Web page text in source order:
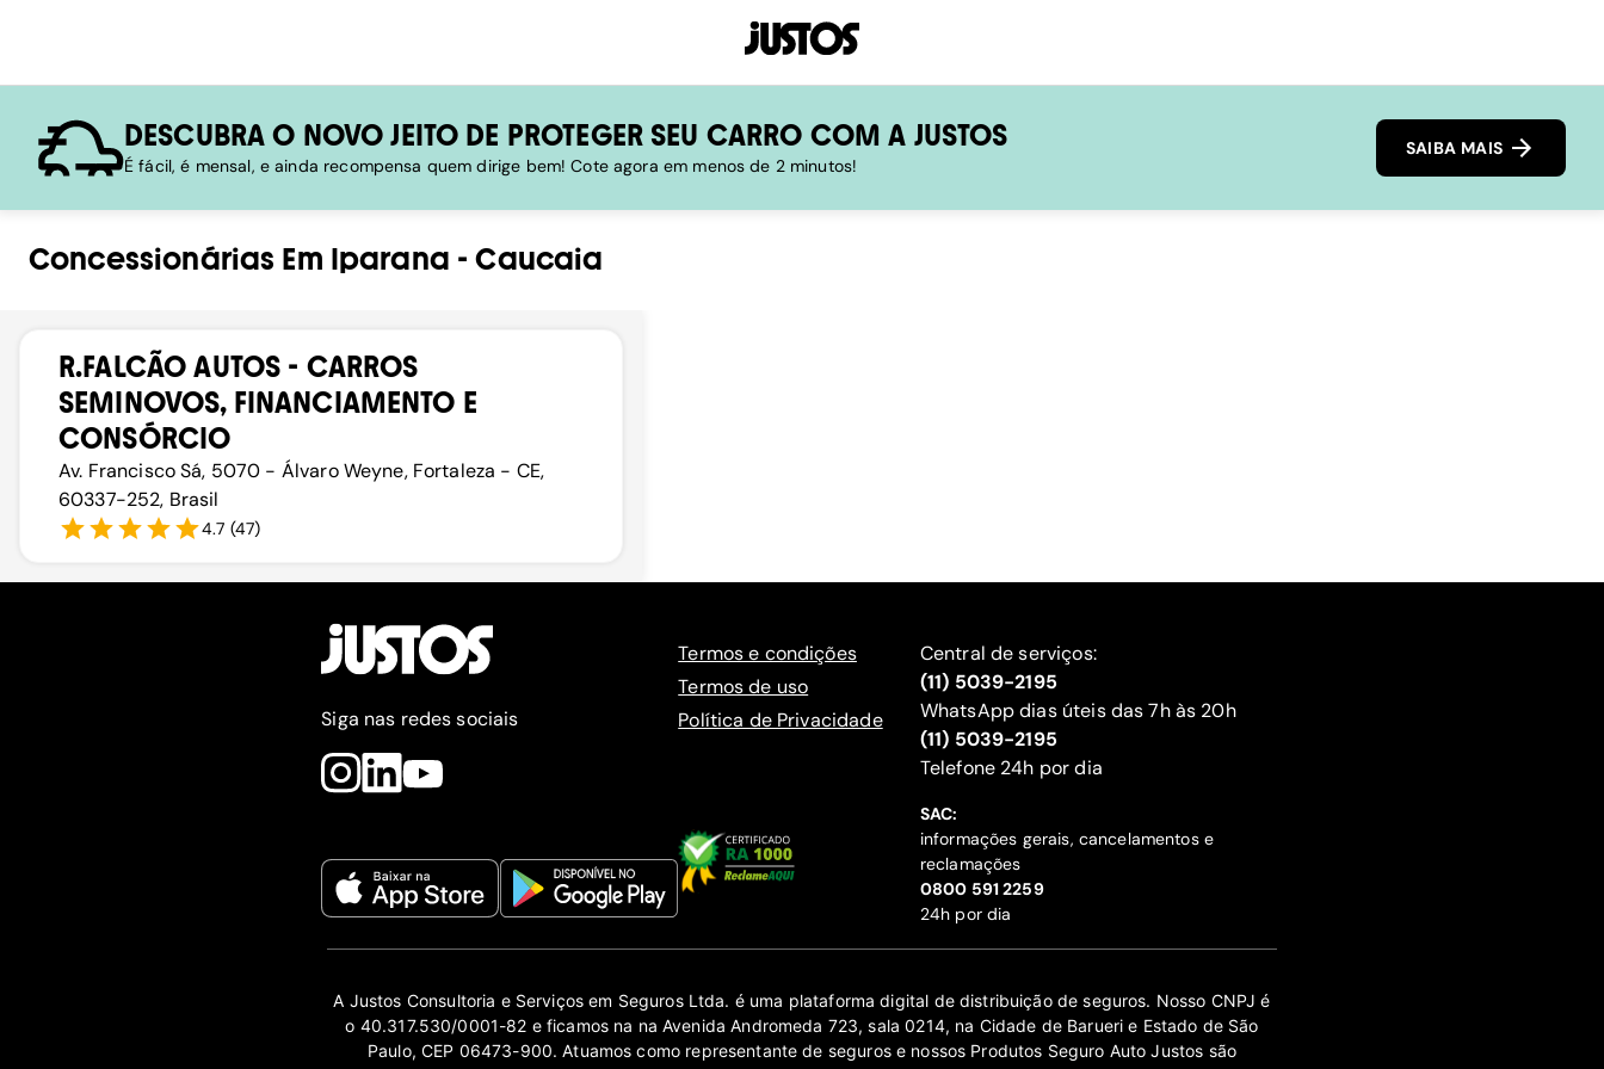
DESCUBRA O NOVO JEITO DE PROTEGER SEU CARRO COM A JUSTOS
É fácil, é mensal, e ainda recompensa quem dirige bem! Cote agora em menos de 2 minutos!
SAIBA MAIS
Concessionárias Em Iparana -Caucaia
R.FALCÃO AUTOS - CARROS
SEMINOVOS, FINANCIAMENTO E
CONSÓRCIO
Av. Francisco Sá, 5070 - Álvaro Weyne, Fortaleza - CE,
60337-252, Brasil
4.7 (47)
Siga nas redes sociais
Termos e condições
Termos de uso
Política de Privacidade
Central de serviços:
(11) 5039-2195
WhatsApp dias úteis das 7h às 20h
(11) 5039-2195
‍Telefone 24h por dia
SAC:
informações gerais, cancelamentos e
reclamações
‍0800 591 2259
24h por dia
A Justos Consultoria e Serviços em Seguros Ltda. é uma plataforma digital de distribuição de seguros. Nosso CNPJ é
o 40.317.530/0001-82 e ficamos na na Avenida Andromeda 723, sala 0214, na Cidade de Barueri e Estado de São
Paulo, CEP 06473-900. Atuamos como representante de seguros e nossos Produtos Seguro Auto Justos são